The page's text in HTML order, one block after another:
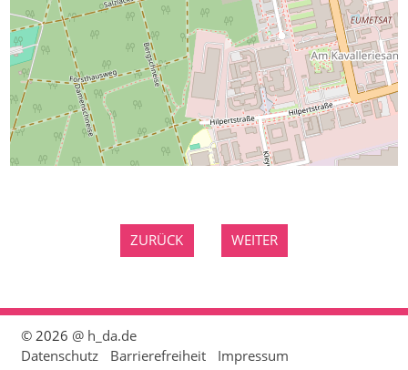
ZURÜCK WEITER
© 2026 @ h_da.de
Datenschutz
Barrierefreiheit Impressum